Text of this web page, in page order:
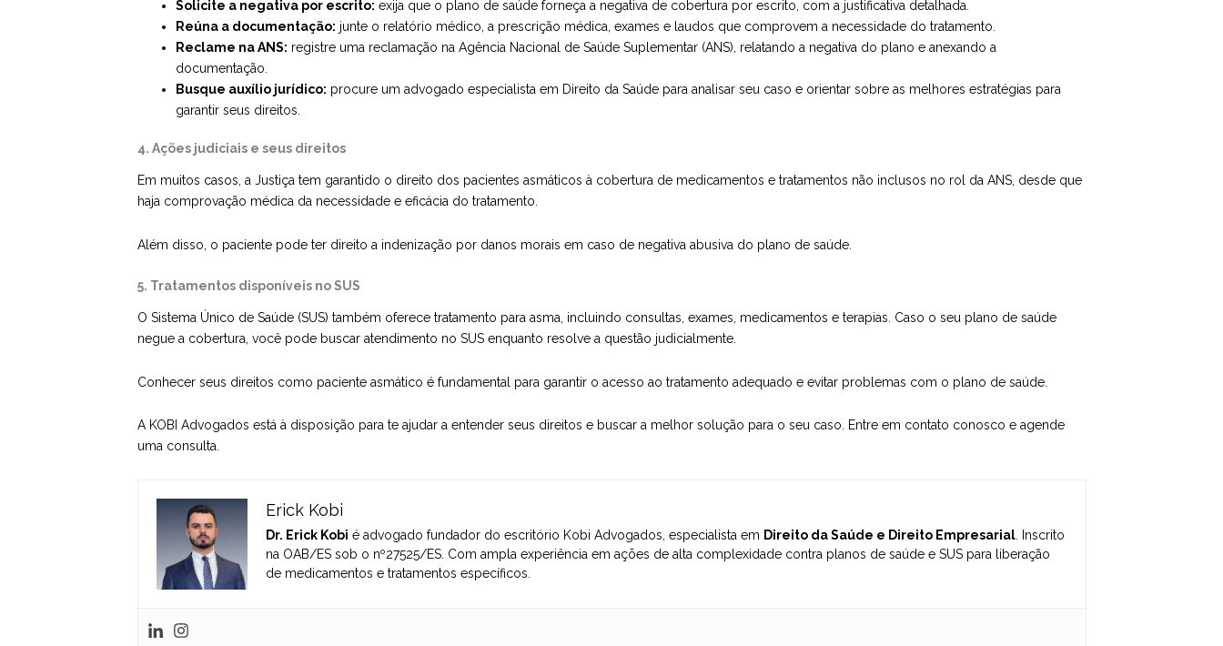
Solicite a negativa por escrito: exija que o plano de saúde forneça a negativa de cobertura por escrito, com a justificativa detalhada.
Reúna a documentação: junte o relatório médico, a prescrição médica, exames e laudos que comprovem a necessidade do tratamento.
Reclame na ANS: registre uma reclamação na Agência Nacional de Saúde Suplementar (ANS), relatando a negativa do plano e anexando a
documentação.
Busque auxílio jurídico: procure um advogado especialista em Direito da Saúde para analisar seu caso e orientar sobre as melhores estratégias para
garantir seus direitos.
4. Ações judiciais e seus direitos
Em muitos casos, a Justiça tem garantido o direito dos pacientes asmáticos à cobertura de medicamentos e tratamentos não inclusos no rol da ANS, desde que
haja comprovação médica da necessidade e eficácia do tratamento.
Além disso, o paciente pode ter direito a indenização por danos morais em caso de negativa abusiva do plano de saúde.
5. Tratamentos disponíveis no SUS
O Sistema Único de Saúde (SUS) também oferece tratamento para asma, incluindo consultas, exames, medicamentos e terapias. Caso o seu plano de saúde
negue a cobertura, você pode buscar atendimento no SUS enquanto resolve a questão judicialmente.
Conhecer seus direitos como paciente asmático é fundamental para garantir o acesso ao tratamento adequado e evitar problemas com o plano de saúde.
A KOBI Advogados está à disposição para te ajudar a entender seus direitos e buscar a melhor solução para o seu caso. Entre em contato conosco e agende
uma consulta.
Erick Kobi
Dr. Erick Kobi é advogado fundador do escritório Kobi Advogados, especialista em Direito da Saúde e Direito Empresarial. Inscrito
na OAB/ES sob o nº27525/ES. Com ampla experiência em ações de alta complexidade contra planos de saúde e SUS para liberação
de medicamentos e tratamentos específicos.